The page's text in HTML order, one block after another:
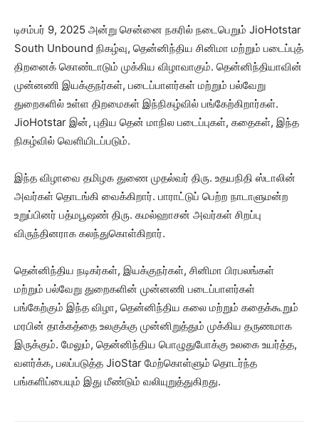
டிசம்பர் 9, 2025 அன்று சென்னை நகரில் நடைபெறும் JioHotstar
South Unbound நிகழ்வு, தென்னிந்திய சினிமா மற்றும் படைப்புத்
திறனைக் கொண்டாடும் முக்கிய விழாவாகும். தென்னிந்தியாவின்
முன்னணி இயக்குநர்கள், படைப்பாளர்கள் மற்றும் பல்வேறு
துறைகளில் உள்ள திறமைகள் இந்நிகழ்வில் பங்கேற்கிறார்கள்.
JioHotstar இன், புதிய தென் மாநில படைப்புகள், கதைகள், இந்த
நிகழ்வில் வெளியிடப்படும்.
இந்த விழாவை தமிழக துணை முதல்வர் திரு. உதயநிதி ஸ்டாலின்
அவர்கள் தொடங்கி வைக்கிறார். பாராட்டுப் பெற்ற நாடாளுமன்ற
உறுப்பினர் பத்மபூஷண் திரு. கமல்ஹாசன் அவர்கள் சிறப்பு
விருந்தினராக கலந்துகொள்கிறார்.
தென்னிந்திய நடிகர்கள், இயக்குநர்கள், சினிமா பிரபலங்கள்
மற்றும் பல்வேறு துறைகளின் முன்னணி படைப்பாளர்கள்
பங்கேற்கும் இந்த விழா, தென்னிந்திய கலை மற்றும் கதைக்கூறும்
மரபின் தாக்கத்தை உலகுக்கு முன்னிறுத்தும் முக்கிய தருணமாக
இருக்கும். மேலும், தென்னிந்திய பொழுதுபோக்கு உலகை உயர்த்த,
வளர்க்க, பலப்படுத்த JioStar மேற்கொள்ளும் தொடர்ந்த
பங்களிப்பையும் இது மீண்டும் வலியுறுத்துகிறது.